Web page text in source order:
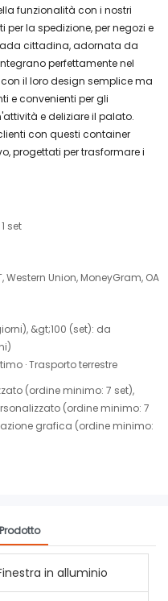
funzionalità con i nostri
la spedizione, per negozi e
cittadina, adornata da
perfettamente nel
il loro design semplice ma
e convenienti per gli
e deliziare il palato.
con questi container
progettati per trasformare i
set
Western Union, MoneyGram, OA
&gt;100 (set): da
· Trasporto terrestre
(ordine minimo: 7 set),
(ordine minimo: 7
grafica (ordine minimo:
in alluminio